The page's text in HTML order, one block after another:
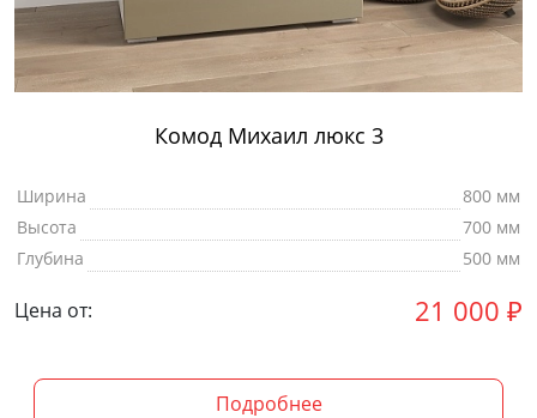
Комод Михаил люкс 3
Ширина
800 мм
Высота
700 мм
Глубина
500 мм
Цена от: 21 000 ₽
Подробнее